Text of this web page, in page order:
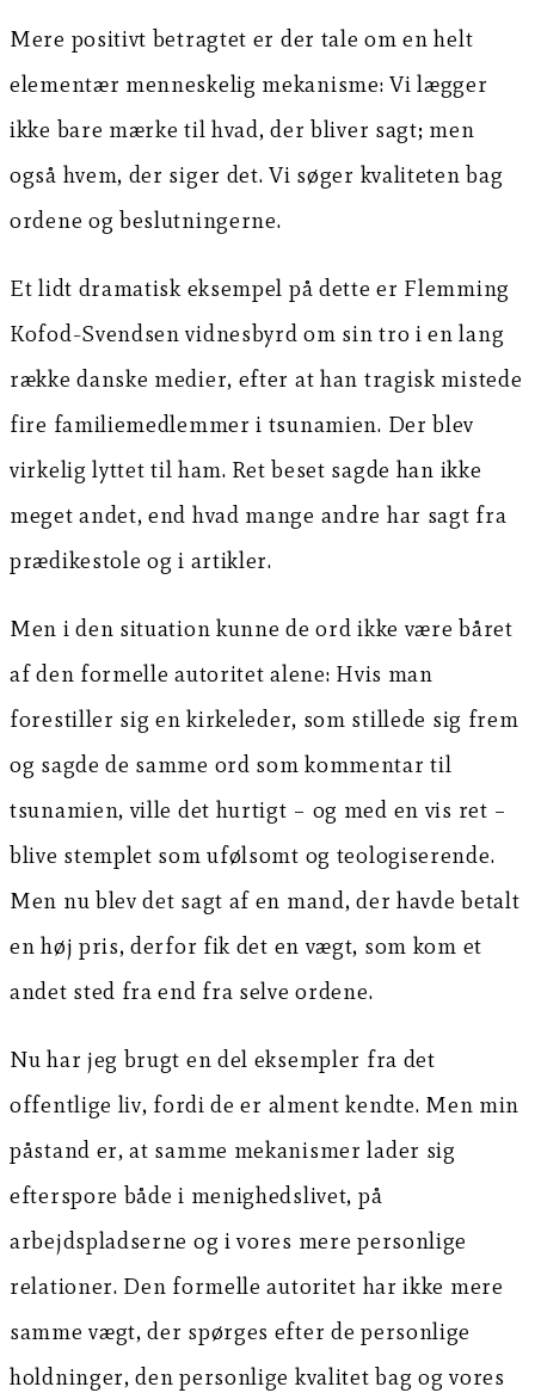
Mere positivt betragtet er der tale om en helt
elementær menneskelig mekanisme: Vi lægger
ikke bare mærke til hvad, der bliver sagt; men
også hvem, der siger det. Vi søger kvaliteten bag
ordene og beslutningerne.
Et lidt dramatisk eksempel på dette er Flemming
Kofod-Svendsen vidnesbyrd om sin tro i en lang
række danske medier, efter at han tragisk mistede
fire familiemedlemmer i tsunamien. Der blev
virkelig lyttet til ham. Ret beset sagde han ikke
meget andet, end hvad mange andre har sagt fra
prædikestole og i artikler.
Men i den situation kunne de ord ikke være båret
af den formelle autoritet alene: Hvis man
forestiller sig en kirkeleder, som stillede sig frem
og sagde de samme ord som kommentar til
tsunamien, ville det hurtigt – og med en vis ret –
blive stemplet som ufølsomt og teologiserende.
Men nu blev det sagt af en mand, der havde betalt
en høj pris, derfor fik det en vægt, som kom et
andet sted fra end fra selve ordene.
Nu har jeg brugt en del eksempler fra det
offentlige liv, fordi de er alment kendte. Men min
påstand er, at samme mekanismer lader sig
efterspore både i menighedslivet, på
arbejdspladserne og i vores mere personlige
relationer. Den formelle autoritet har ikke mere
samme vægt, der spørges efter de personlige
holdninger, den personlige kvalitet bag og vores